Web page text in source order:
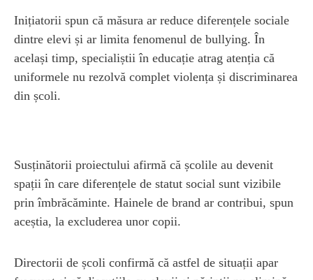
Inițiatorii spun că măsura ar reduce diferențele sociale
dintre elevi și ar limita fenomenul de bullying. În
același timp, specialiștii în educație atrag atenția că
uniformele nu rezolvă complet violența și discriminarea
din școli.
Susținătorii proiectului afirmă că școlile au devenit
spații în care diferențele de statut social sunt vizibile
prin îmbrăcăminte. Hainele de brand ar contribui, spun
aceștia, la excluderea unor copii.
Directorii de școli confirmă că astfel de situații apar